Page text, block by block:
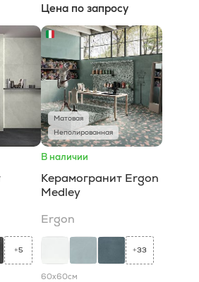
Цена по запросу
+5
Матовая
Неполированная
В наличии
Керамогранит Ergon
Medley
Ergon
+33
60x60см